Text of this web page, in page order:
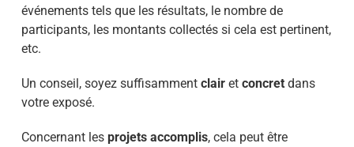
événements tels que les résultats, le nombre de
participants, les montants collectés si cela est pertinent,
etc.
Un conseil, soyez suffisammentclairet concret dans
votre exposé.
Concernant les projets accomplis, cela peut être